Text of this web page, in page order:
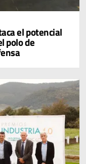
el potencial
polo de